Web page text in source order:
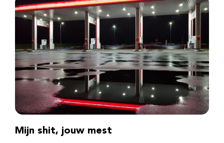
Mijn shit, jouw mest